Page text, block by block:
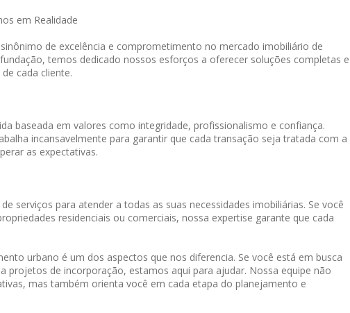
em Realidade
de excelência e comprometimento no mercado imobiliário de
temos dedicado nossos esforços a oferecer soluções completas e
cada cliente.
baseada em valores como integridade, profissionalismo e confiança.
incansavelmente para garantir que cada transação seja tratada com a
as expectativas.
serviços para atender a todas as suas necessidades imobiliárias. Se você
residenciais ou comerciais, nossa expertise garante que cada
urbano é um dos aspectos que nos diferencia. Se você está em busca
projetos de incorporação, estamos aqui para ajudar. Nossa equipe não
mas também orienta você em cada etapa do planejamento e